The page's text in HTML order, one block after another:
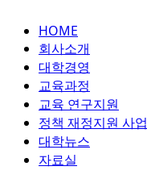
HOME
회사소개
대학경영
교육과정
교육 연구지원
정책 재정지원 사업
대학뉴스
자료실